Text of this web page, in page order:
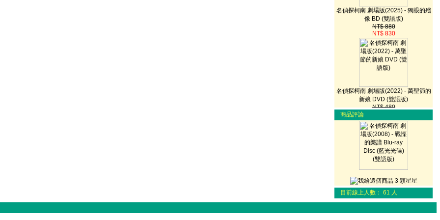
名偵探柯南 劇場版(2025) - 獨眼的殘
像 BD (雙語版)
NT$ 880
NT$ 830
名偵探柯南 劇場版(2022) - 萬聖節的
新娘 DVD (雙語版)
NT$ 480
NT$ 450
NT$ 880
NT$ 790
商品評論
目前線上人數： 61 人